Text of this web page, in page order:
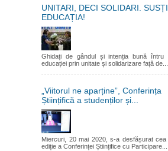
UNITARI, DECI SOLIDARI.
EDUCAȚIA!
Ghidați de gândul și intenția bună întru
educației prin unitate și solidarizare față de...
„Viitorul ne aparține”, Conferința
Științifică a studenților și...
Miercuri, 20 mai 2020, s-a desfășurat
ediție a Conferinței Științifice cu Participare...